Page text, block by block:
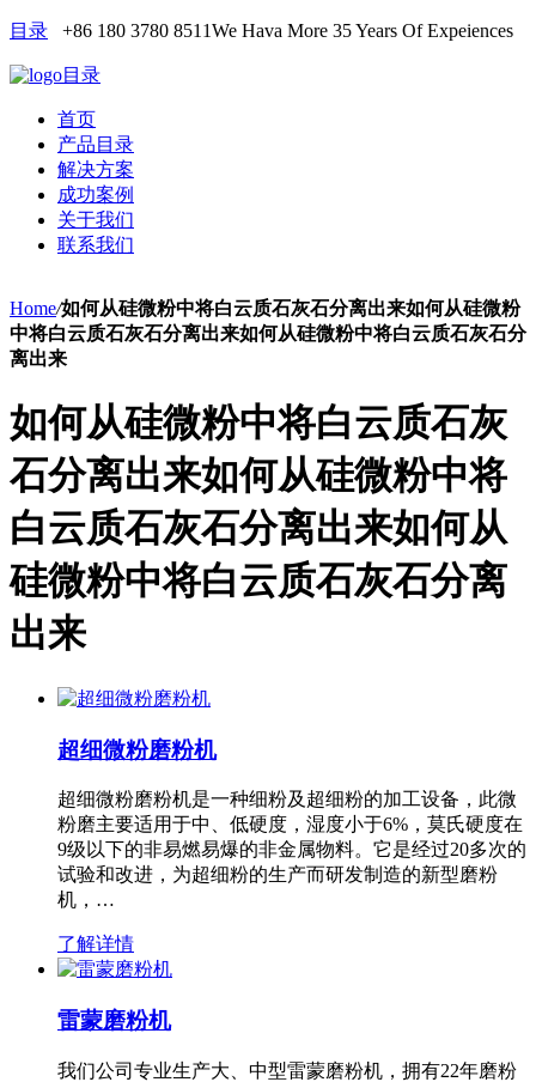
目录 +86 180 3780 8511We Hava More 35 Years Of Expeiences
目录
首页
产品目录
解决方案
成功案例
关于我们
联系我们
Home/如何从硅微粉中将白云质石灰石分离出来如何从硅微粉
中将白云质石灰石分离出来如何从硅微粉中将白云质石灰石分
离出来
如何从硅微粉中将白云质石灰
石分离出来如何从硅微粉中将
白云质石灰石分离出来如何从
硅微粉中将白云质石灰石分离
出来
超细微粉磨粉机
超细微粉磨粉机是一种细粉及超细粉的加工设备，此微
粉磨主要适用于中、低硬度，湿度小于6%，莫氏硬度在
9级以下的非易燃易爆的非金属物料。它是经过20多次的
试验和改进，为超细粉的生产而研发制造的新型磨粉
机，…
了解详情
雷蒙磨粉机
我们公司专业生产大、中型雷蒙磨粉机，拥有22年磨粉